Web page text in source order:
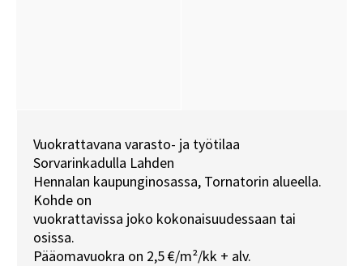
Vuokrattavana varasto- ja työtilaa
Sorvarinkadulla Lahden
Hennalan kaupunginosassa, Tornatorin alueella.
Kohde on
vuokrattavissa joko kokonaisuudessaan tai
osissa.
Pääomavuokra on 2,5 €/m²/kk + alv.